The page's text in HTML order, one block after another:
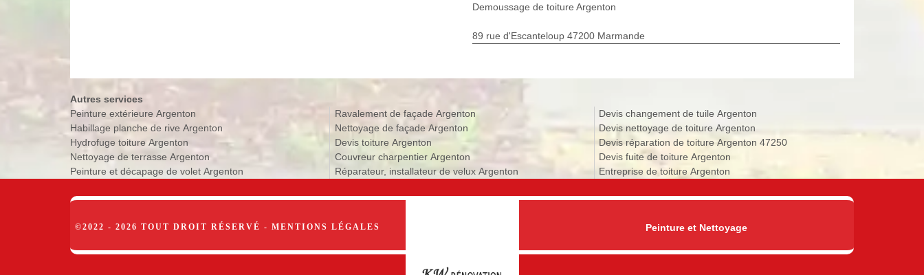
Demoussage de toiture Argenton
89 rue d'Escanteloup 47200 Marmande
Autres services
Peinture extérieure Argenton
Habillage planche de rive Argenton
Hydrofuge toiture Argenton
Nettoyage de terrasse Argenton
Peinture et décapage de volet Argenton
Ravalement de façade Argenton
Nettoyage de façade Argenton
Devis toiture Argenton
Couvreur charpentier Argenton
Réparateur, installateur de velux Argenton
Devis changement de tuile Argenton
Devis nettoyage de toiture Argenton
Devis réparation de toiture Argenton 47250
Devis fuite de toiture Argenton
Entreprise de toiture Argenton
©2022 - 2026 TOUT DROIT RÉSERVÉ - MENTIONS LÉGALES Peinture et Nettoyage